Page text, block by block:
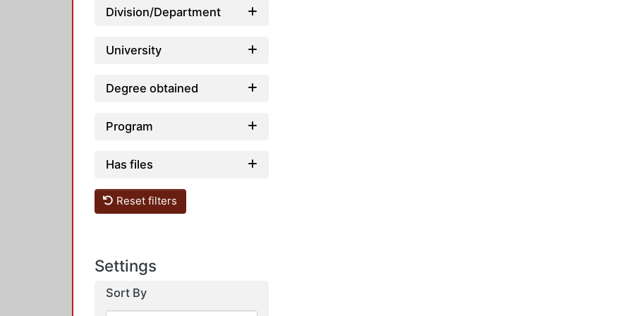
Division/Department
University
Degree obtained
Program
Has files
Reset filters
Settings
Sort By